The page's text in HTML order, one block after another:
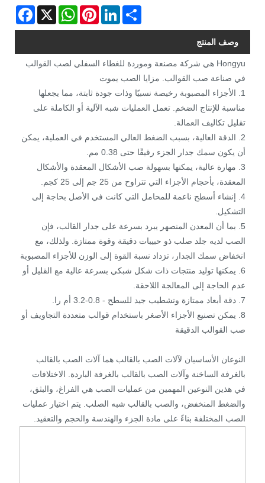
X
WhatsAppPinterestLinkedInShare
وصف المنتج
Hongyu هي شركة مصنعة وموردة للغطاء السفلي لصب القوالب
في صناعة صب القوالب. مزايا الصب يموت
1. الأجزاء المصبوبة رخيصة نسبيًا وذات جودة ثابتة، مما يجعلها
مناسبة للإنتاج الضخم. تعمل العمليات شبه الآلية أو الكاملة على
تقليل تكاليف العمالة.
2. الدقة العالية، بسبب الضغط العالي المستخدم في العملية، يمكن
أن يكون سمك جدار الجزء رقيقًا حتى 0.38 مم.
3. مهارة عالية، يمكنها بسهولة صب الأشكال المعقدة والأشكال
المعقدة، بأحجام الأجزاء التي تتراوح من 25 جم إلى 25 كجم.
4. إنشاء أسطح ناعمة للمحامل التي كانت في الأصل بحاجة إلى
التشكيل.
5. بما أن المعدن المنصهر يبرد بسرعة على جدار القالب، فإن
الصب لديه جلد صلب ذو حبيبات دقيقة وقوة ممتازة. ولذلك، مع
انخفاض سمك الجدار، تزداد نسبة القوة إلى الوزن للأجزاء المصبوبة
6. يمكنها توليد منتجات ذات شكل شبكي بسرعة عالية مع القليل أو
عدم الحاجة إلى المعالجة اللاحقة.
7. دقة أبعاد ممتازة وتشطيب جيد للسطح - 0.8-3.2 أم را.
8. يمكن تصنيع الأجزاء الأصغر باستخدام قوالب متعددة التجاويف أو
صب القوالب الدقيقة
النوعان الأساسيان لآلات الصب بالقالب هما آلات الصب بالقالب
بالغرفة الساخنة وآلات الصب بالقالب بالغرفة الباردة. الاختلافات
في هذين النوعين المهمين من عمليات الصب هي الفراغ، والبثق،
والضغط المنخفض، والصب بالقالب شبه الصلب. يتم اختيار عمليات
الصب المختلفة بناءً على مادة الجزء والهندسة والحجم والتعقيد.